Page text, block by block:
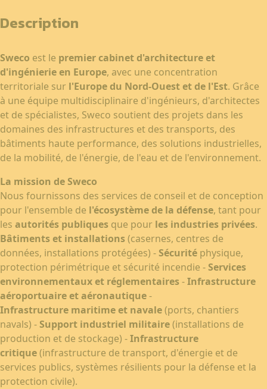
Description
Sweco est le premier cabinet d'architecture et
d'ingénierie en Europe, avec une concentration
territoriale sur l'Europe du Nord-Ouest et de l'Est. Grâce
à une équipe multidisciplinaire d'ingénieurs, d'architectes
et de spécialistes, Sweco soutient des projets dans les
domaines des infrastructures et des transports, des
bâtiments haute performance, des solutions industrielles,
de la mobilité, de l'énergie, de l'eau et de l'environnement.
La mission de Sweco
Nous fournissons des services de conseil et de conception
pour l'ensemble de l'écosystème de la défense, tant pour
les autorités publiques que pour les industries privées.
Bâtiments et installations(casernes, centres de
données, installations protégées) -Sécurité physique,
protection périmétrique et sécurité incendie -Services
environnementaux et réglementaires-Infrastructure
aéroportuaire et aéronautique-
Infrastructure maritime et navale(ports, chantiers
navals) -Support industriel militaire(installations de
production et de stockage) -Infrastructure
critique(infrastructure de transport, d'énergie et de
services publics, systèmes résilients pour la défense et la
protection civile).